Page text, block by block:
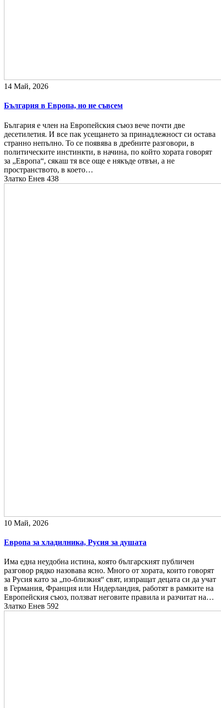
14 Май, 2026
България в Европа, но не съвсем
България е член на Европейския съюз вече почти две
десетилетия. И все пак усещането за принадлежност си остава
странно непълно. То се появява в дребните разговори, в
политическите инстинкти, в начина, по който хората говорят
за „Европа“, сякаш тя все още е някъде отвън, а не
пространството, в което…
Златко Енев 438
10 Май, 2026
Европа за хладилника, Русия за душата
Има една неудобна истина, която българският публичен
разговор рядко назовава ясно. Много от хората, които говорят
за Русия като за „по-близкия“ свят, изпращат децата си да учат
в Германия, Франция или Нидерландия, работят в рамките на
Европейския съюз, ползват неговите правила и разчитат на…
Златко Енев 592